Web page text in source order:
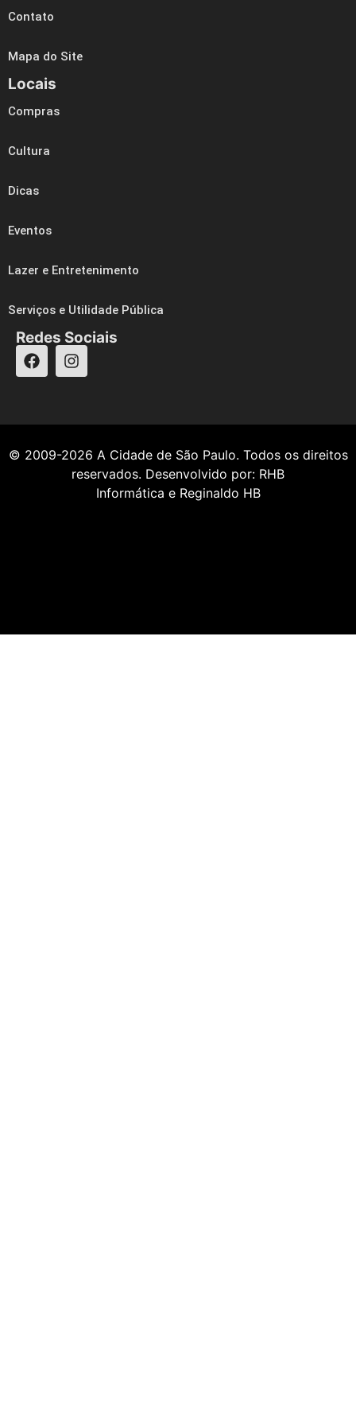
Contato
Mapa do Site
Locais
Compras
Cultura
Dicas
Eventos
Lazer e Entretenimento
Serviços e Utilidade Pública
Redes Sociais
© 2009-2026 A Cidade de São Paulo. Todos os direitos
reservados. Desenvolvido por: RHB
Informática e Reginaldo HB